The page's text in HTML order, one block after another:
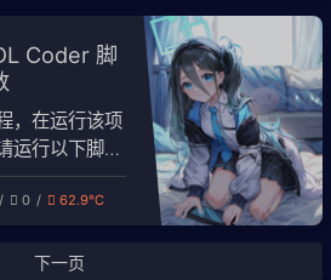
hr3lxphr6j/bililive-go: 一个直播录制
具。 一、1panel 安装 bililive-go应
直
Coder 脚
，在运行该项
运行以下脚
Coder
建一个
代码，不生
0 62.9℃
下一页